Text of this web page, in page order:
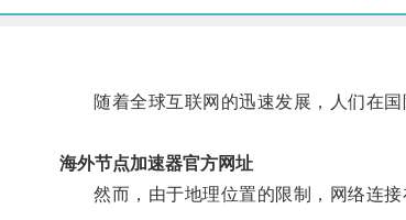
随着全球互联网的迅速发展，人们在国
海外节点加速器官方网址
然而，由于地理位置的限制，网络连接